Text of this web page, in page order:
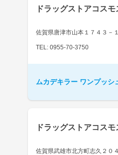
ドラッグストアコス
佐賀県唐津市山本１７４３－１
TEL: 0955-70-3750
ムカデキラー ワンプッシ
ドラッグストアコス
佐賀県武雄市北方町志久２０